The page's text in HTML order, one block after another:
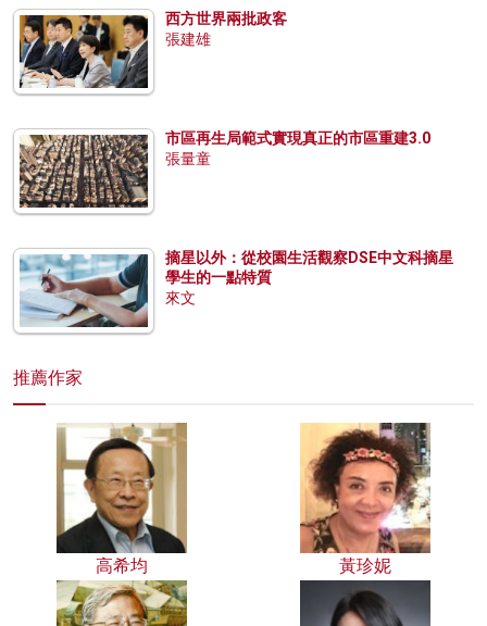
西方世界兩批政客
張建雄
市區再生局範式實現真正的市區重建3.0
張量童
摘星以外：從校園生活觀察DSE中文科摘星
學生的一點特質
來文
推薦作家
高希均 黃珍妮